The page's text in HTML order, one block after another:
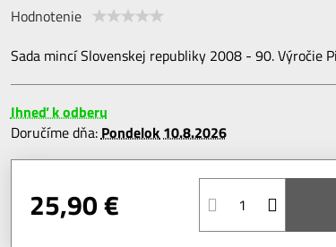
Hodnotenie
Sada mincí Slovenskej republiky 2008 - 90. Výročie
Ihneď k odberu
Doručíme dňa:Pondelok10.8.2026
25,90 €